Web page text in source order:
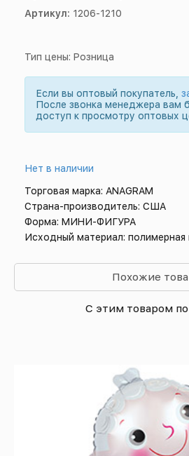
Артикул: 1206-1210
Тип цены: Розница
Если вы оптовый покупатель,
После звонка менеджера вам
доступ к просмотру оптовых
Нет в наличии
Торговая марка: ANAGRAM
Страна-производитель: США
Форма: МИНИ-ФИГУРА
Исходный материал: полимерная
Похожие
С этим товаром